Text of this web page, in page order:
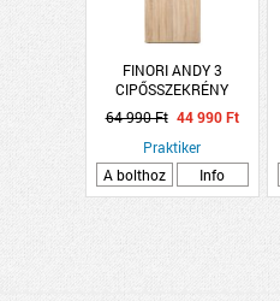
FINORI ANDY 3
CIPŐSSZEKRÉNY
187X70X34CM
64 990 Ft 44 990 Ft
Praktiker
A bolthoz
Info